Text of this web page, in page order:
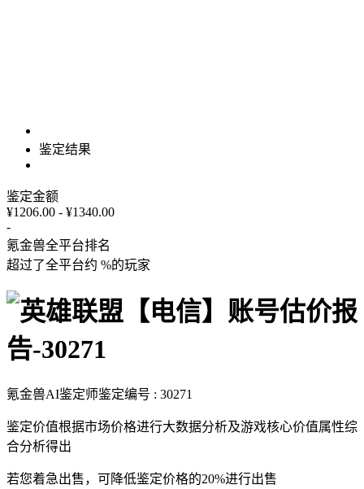
鉴定结果
鉴定金额
¥1206.00 - ¥1340.00
-
氪金兽全平台排名
超过了全平台约 %的玩家
氪金兽AI鉴定师鉴定编号 : 30271
鉴定价值根据市场价格进行大数据分析及游戏核心价值属性综
合分析得出
若您着急出售，可降低鉴定价格的20%进行出售